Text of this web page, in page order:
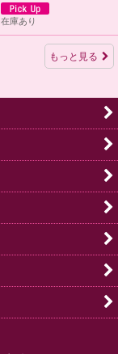
在庫あり
もっと見る